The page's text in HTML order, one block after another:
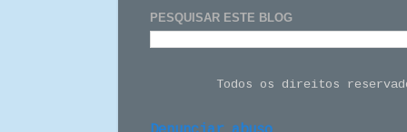
PESQUISAR ESTE BLOG
Todos os direitos